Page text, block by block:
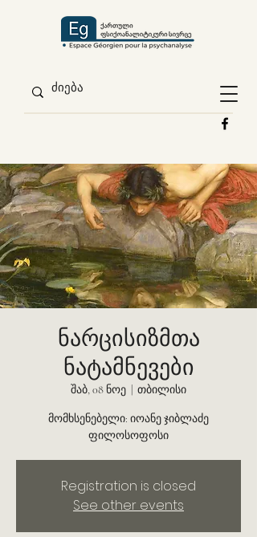
ნარცისიზმთა
ნატამნევები
შაბ, 08 ნოე თბილისი
მომხსენებელი: იოანე ჯიბლაძე
ფილოსოფოსი
Registration is closed
See other events